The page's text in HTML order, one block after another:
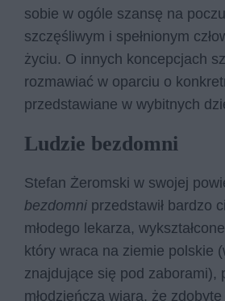
sobie w ogóle szansę na
szczęśliwym i spełnionym
życiu. O innych koncepcjach
rozmawiać w oparciu o
przedstawiane w wybitnych
Ludzie bezdomni
Stefan Żeromski w swojej
bezdomni przedstawił bardzo
młodego lekarza,
który wraca na ziemie polskie
znajdujące się pod zaborami),
młodzieńczą wiarą, że